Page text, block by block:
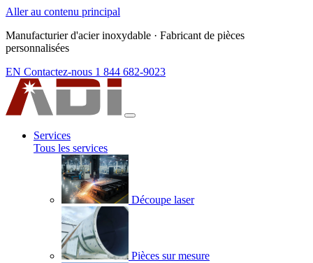
Aller au contenu principal
Manufacturier d'acier inoxydable · Fabricant de pièces
personnalisées
EN Contactez-nous 1 844 682-9023
Services
Tous les services
Découpe laser
Pièces sur mesure